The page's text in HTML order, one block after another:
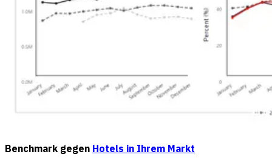
Benchmark gegen Hotels in Ihrem Markt